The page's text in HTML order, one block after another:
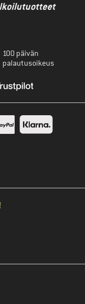
100 päivän
palautusoikeus
vaiheessa